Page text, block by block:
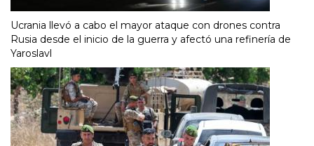
Ucrania llevó a cabo el mayor ataque con drones contra
Rusia desde el inicio de la guerra y afectó una refinería de
Yaroslavl